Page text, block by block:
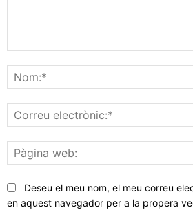
Deseu el meu nom, el meu correu
en aquest navegador per a la propera